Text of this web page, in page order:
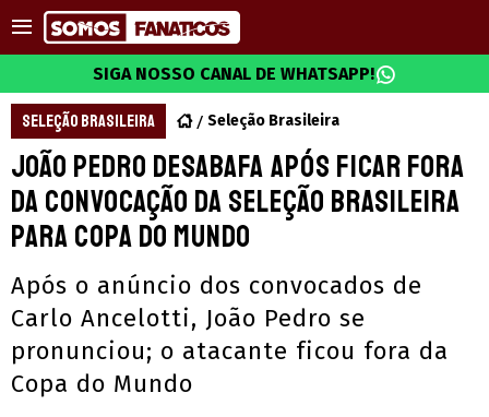
SIGA NOSSO CANAL DE WHATSAPP!
SELEÇÃO BRASILEIRA Seleção Brasileira
João Pedro desabafa após ficar fora
da convocação da Seleção Brasileira
para Copa do Mundo
Após o anúncio dos convocados de
Carlo Ancelotti, João Pedro se
pronunciou; o atacante ficou fora da
Copa do Mundo